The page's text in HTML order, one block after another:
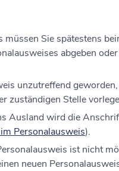
müssen Sie spätestens
abgeben oder
unzutreffend geworden,
zuständigen Stelle
Ausland wird die
Personalausweis).
ist nicht
neuen